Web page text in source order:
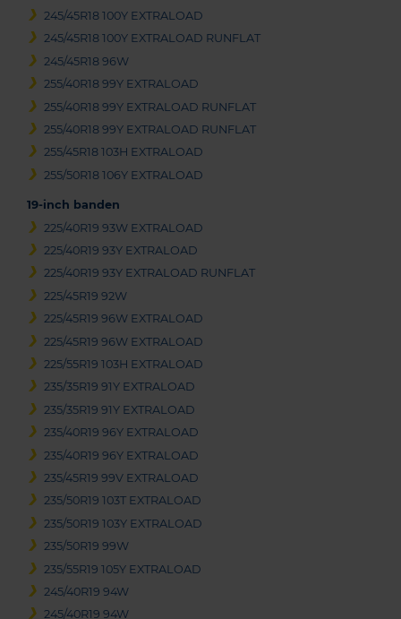
245/45R18 100Y EXTRALOAD
245/45R18 100Y EXTRALOAD RUNFLAT
245/45R18 96W
255/40R18 99Y EXTRALOAD
255/40R18 99Y EXTRALOAD RUNFLAT
255/40R18 99Y EXTRALOAD RUNFLAT
255/45R18 103H EXTRALOAD
255/50R18 106Y EXTRALOAD
19-inch banden
225/40R19 93W EXTRALOAD
225/40R19 93Y EXTRALOAD
225/40R19 93Y EXTRALOAD RUNFLAT
225/45R19 92W
225/45R19 96W EXTRALOAD
225/45R19 96W EXTRALOAD
225/55R19 103H EXTRALOAD
235/35R19 91Y EXTRALOAD
235/35R19 91Y EXTRALOAD
235/40R19 96Y EXTRALOAD
235/40R19 96Y EXTRALOAD
235/45R19 99V EXTRALOAD
235/50R19 103T EXTRALOAD
235/50R19 103Y EXTRALOAD
235/50R19 99W
235/55R19 105Y EXTRALOAD
245/40R19 94W
245/40R19 94W